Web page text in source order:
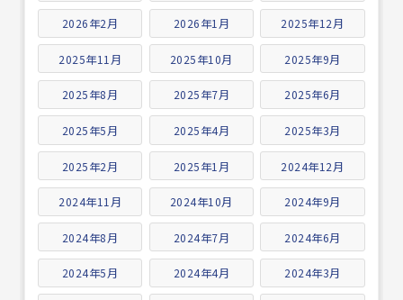
2026年2月 2026年1月 2025年12月
2025年11月 2025年10月 2025年9月
2025年8月 2025年7月 2025年6月
2025年5月 2025年4月 2025年3月
2025年2月 2025年1月 2024年12月
2024年11月 2024年10月 2024年9月
2024年8月 2024年7月 2024年6月
2024年5月 2024年4月 2024年3月